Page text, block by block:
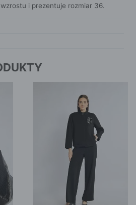
i prezentuje rozmiar 36.